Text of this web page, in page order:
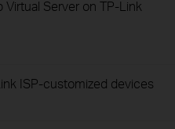
Virtual Server on TP-Link
ISP-customized devices